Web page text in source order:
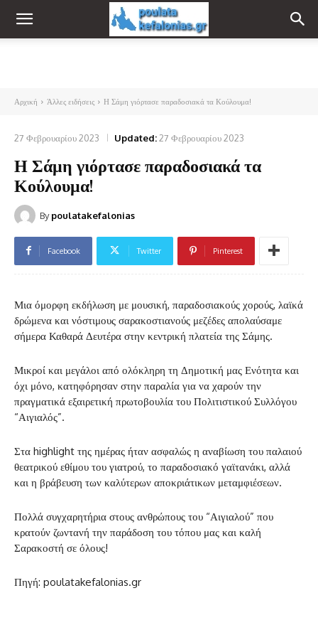
Αρχική Άλλες ειδήσεις Η Σάμη γιόρτασε παραδοσιακά τα Κούλουμα!
27 Φεβρουαρίου 2023 Updated:27 Φεβρουαρίου 2023
Η Σάμη γιόρτασε παραδοσιακά τα
Κούλουμα!
By poulatakefalonias
Facebook Twitter Pinterest
Μια όμορφη εκδήλωση με μουσική, παραδοσιακούς χορούς, λαϊκά
δρώμενα και νόστιμους σαρακοστιανούς μεζέδες απολαύσαμε
σήμερα Καθαρά Δευτέρα στην κεντρική πλατεία της Σάμης.
Μικροί και μεγάλοι από ολόκληρη τη Δημοτική μας Ενότητα και
όχι μόνο, κατηφόρησαν στην παραλία για να χαρούν την
πραγματικά εξαιρετική πρωτοβουλία του Πολιτιστικού Συλλόγου
“Αιγιαλός”.
Στα highlight της ημέρας ήταν ασφαλώς η αναβίωση του παλαιού
θεατρικού εθίμου του γιατρού, το παραδοσιακό γαϊτανάκι, αλλά
και η βράβευση των καλύτερων αποκριάτικων μεταμφιέσεων.
Πολλά συγχαρητήρια στους ανθρώπους του “Αιγιαλού” που
κρατούν ζωντανή την παράδοση του τόπου μας και καλή
Σαρακοστή σε όλους!
Πηγή: poulatakefalonias.gr